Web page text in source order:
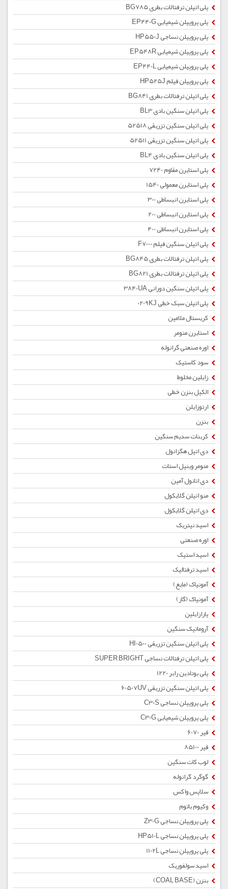
پلی اتیلن ترفتالات بطری BG785
پلی پروپیلن شیمیایی EP440G
پلی پروپیلن نساجی HP550J
پلی پروپیلن شیمیایی EP548R
پلی پروپیلن شیمیایی EP440L
پلی پروپیلن فیلم HP525J
پلی اتیلن ترفتالات بطری BG841
پلی اتیلن سنگین بادی BL3
پلی اتیلن سنگین تزریقی 52518
پلی اتیلن سنگین تزریقی 52511
پلی اتیلن سنگین بادی BL4
پلی استایرن مقاوم 7240
پلی استایرن معمولی 1540
پلی استایرن انبساطی 300
پلی استایرن انبساطی 200
پلی استایرن انبساطی 400
پلی اتیلن سنگین فیلم F7000
پلی اتیلن ترفتالات بطری BG845
پلی اتیلن ترفتالات بطری BG821
پلی اتیلن سنگین دورانی 3840UA
پلی اتیلن سبک خطی 0209KJ
کریستال ملامین
استایرن منومر
اوره صنعتی گرانوله
سود کاستیک
زایلین مخلوط
الکیل بنزن خطی
ارتوزایلن
بنزن
کربنات سدیم سنگین
دی اتیل هگزانول
منومر وینیل استات
دی اتانول آمین
منو اتیلن گلایکول
دی اتیلن گلایکول
اسید نیتریک
اوره صنعتی
اسید استیک
اسید ترفتالیک
آمونیاک (مایع)
آمونیاک (گاز)
پارازایلین
آروماتیک سنگین
پلی اتیلن سنگین تزریقی HI0500
پلی اتیلن ترفتالات نساجی SUPER BRIGHT
پلی بوتادین رابر 1220
پلی اتیلن سنگین تزریقی 60507UV
پلی پروپیلن نساجی C30S
پلی پروپیلن شیمیایی C30G
قیر 6070
قیر 85100
لوب کات سنگین
گوگرد گرانوله
سلاپس واکس
وکیوم باتوم
پلی پروپیلن نساجی Z30G
پلی پروپیلن نساجی HP510L
پلی پروپیلن نساجی 1102L
اسید سولفوریک
بنزن (COAL BASE)